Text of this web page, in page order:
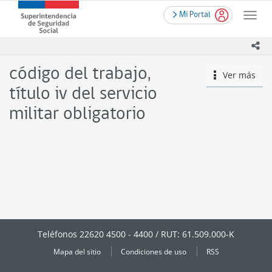
principal
Mi Portal
Toggle
Superintendencia
de
(SUSESO)
-
Gobierno
de
Chile
icono
Ver más
código del trabajo,
título iv del servicio
militar obligatorio
Teléfonos 22620 4500 - 4400 / RUT: 61.509.000-K
Mapa del sitio Condiciones de uso RSS